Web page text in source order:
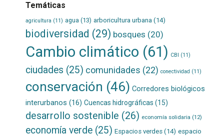
Temáticas
agricultura (11) agua (13) arboricultura urbana(14)
biodiversidad (29) bosques (20)
Cambio climático (61) CBI (11)
ciudades (25) comunidades (22) conectividad (11)
conservación (46) Corredores biológicos
interurbanos (16) Cuencas hidrográficas (15)
desarrollo sostenible (26) economía solidaria (12)
economía verde(25) Espacios verdes(14) espacio